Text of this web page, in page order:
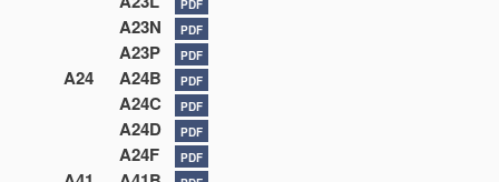
PDF
A23N PDF
A23P PDF
A24 A24B PDF
A24C PDF
A24D PDF
A24F PDF